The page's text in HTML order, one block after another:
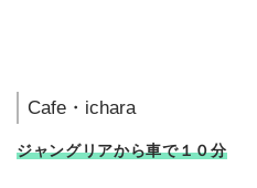
Cafe・ichara
ジャングリアから車で１０分